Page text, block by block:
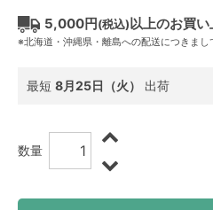
5,000円(税込)以上のお買
※北海道・沖縄県・離島への配送につきまし
最短 8月25日（火） 出荷
数量